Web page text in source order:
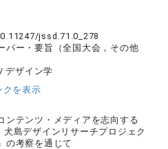
jssd.71.0_278
パー・要旨（全国大会，その他
デザイン学
クを表示
ンテンツ・メディアを志向する
島デザインリサーチプロジェク
の考察を通じて